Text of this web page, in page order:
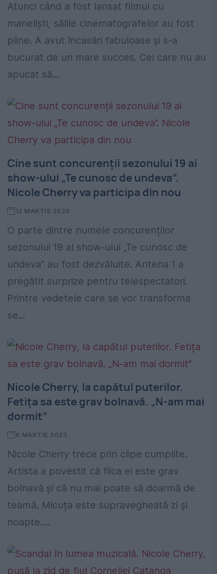
Atunci când a fost lansat filmul cu
maneliști, sălile cinematografelor au fost
pline. A avut încasări fabuloase și s-a
bucurat de un mare succes. Cei care nu au
apucat să...
Cine sunt concurenții sezonului 19 ai
show-ului „Te cunosc de undeva”.
Nicole Cherry va participa din nou
12 MARTIE 2023
O parte dintre numele concurenților
sezonului 19 al show-ului „Te cunosc de
undeva” au fost dezvăluite. Antena 1 a
pregătit surprize pentru telespectatori.
Printre vedetele care se vor transforma
se...
Nicole Cherry, la capătul puterilor.
Fetița sa este grav bolnavă. „N-am mai
dormit”
6 MARTIE 2023
Nicole Cherry trece prin clipe cumplite.
Artista a povestit că fiica ei este grav
bolnavă și că nu mai poate să doarmă de
teamă. Micuța este supravegheată zi și
noapte....